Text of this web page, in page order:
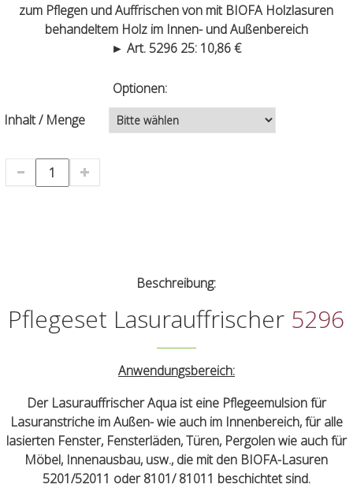
zum Pflegen und Auffrischen von mit BIOFA Holzlasuren
behandeltem Holz im Innen- und Außenbereich
► Art. 5296 25: 10,86 €
Optionen:
Inhalt / Menge
Beschreibung:
Pflegeset Lasurauffrischer 5296
Anwendungsbereich:
Der Lasurauffrischer Aqua ist eine Pflegeemulsion für
Lasuranstriche im Außen- wie auch im Innenbereich, für alle
lasierten Fenster, Fensterläden, Türen, Pergolen wie auch für
Möbel, Innenausbau, usw., die mit den BIOFA-Lasuren
5201/52011 oder 8101/ 81011 beschichtet sind.